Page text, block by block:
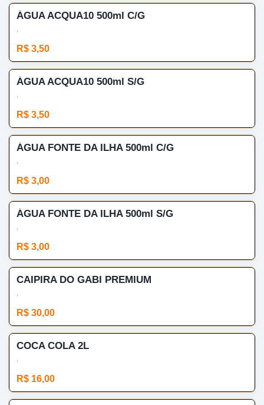
ÁGUA ACQUA10 500ml C/G
.
R$ 3,50
ÁGUA ACQUA10 500ml S/G
.
R$ 3,50
ÁGUA FONTE DA ILHA 500ml C/G
.
R$ 3,00
ÁGUA FONTE DA ILHA 500ml S/G
.
R$ 3,00
CAIPIRA DO GABI PREMIUM
.
R$ 30,00
COCA COLA 2L
.
R$ 16,00